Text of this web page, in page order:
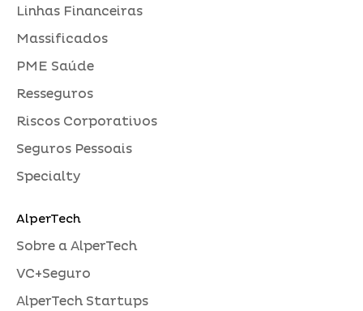
Linhas Financeiras
Massificados
PME Saúde
Resseguros
Riscos Corporativos
Seguros Pessoais
Specialty
AlperTech
Sobre a AlperTech
VC+Seguro
AlperTech Startups